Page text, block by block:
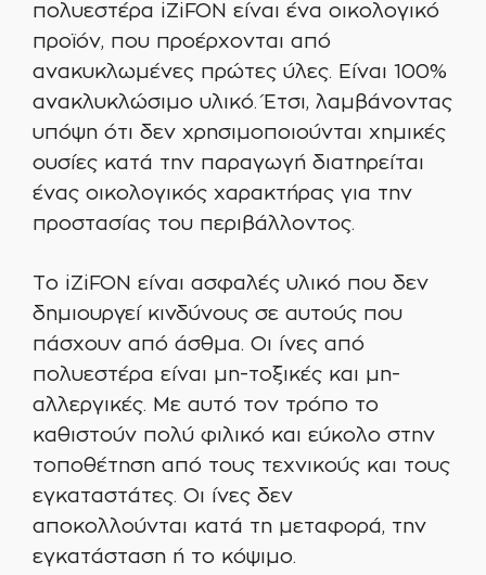
πολυεστέρα iZiFON είναι ένα οικολογικό
προϊόν, που προέρχονται από
ανακυκλωμένες πρώτες ύλες. Είναι 100%
ανακλυκλώσιμο υλικό. Έτσι, λαμβάνοντας
υπόψη ότι δεν χρησιμοποιούνται χημικές
ουσίες κατά την παραγωγή διατηρείται
ένας οικολογικός χαρακτήρας για την
προστασίας του περιβάλλοντος.
Το iZiFON είναι ασφαλές υλικό που δεν
δημιουργεί κινδύνους σε αυτούς που
πάσχουν από άσθμα. Οι ίνες από
πολυεστέρα είναι μη-τοξικές και μη-
αλλεργικές. Με αυτό τον τρόπο το
καθιστούν πολύ φιλικό και εύκολο στην
τοποθέτηση από τους τεχνικούς και τους
εγκαταστάτες. Οι ίνες δεν
αποκολλούνται κατά τη μεταφορά, την
εγκατάσταση ή το κόψιμο.